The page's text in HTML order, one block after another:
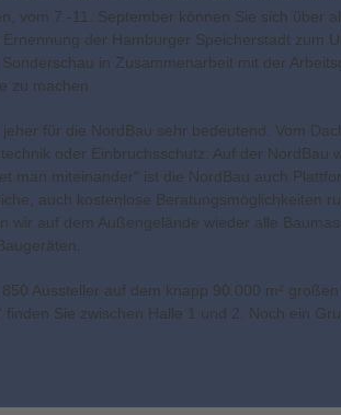
vom 7.-11. September können Sie sich über
der Hamburger Speicherstadt zum
in Zusammenarbeit mit der
zu machen.
für die NordBau sehr bedeutend. Vom
oder Einbruchsschutz: Auf der NordBau
man miteinander“ ist die NordBau auch
auch kostenlose Beratungsmöglichkeiten
wir auf dem Außengelände wieder alle
Aussteller auf dem knapp 90.000 m²
finden Sie zwischen Halle 1 und 2. Noch ein